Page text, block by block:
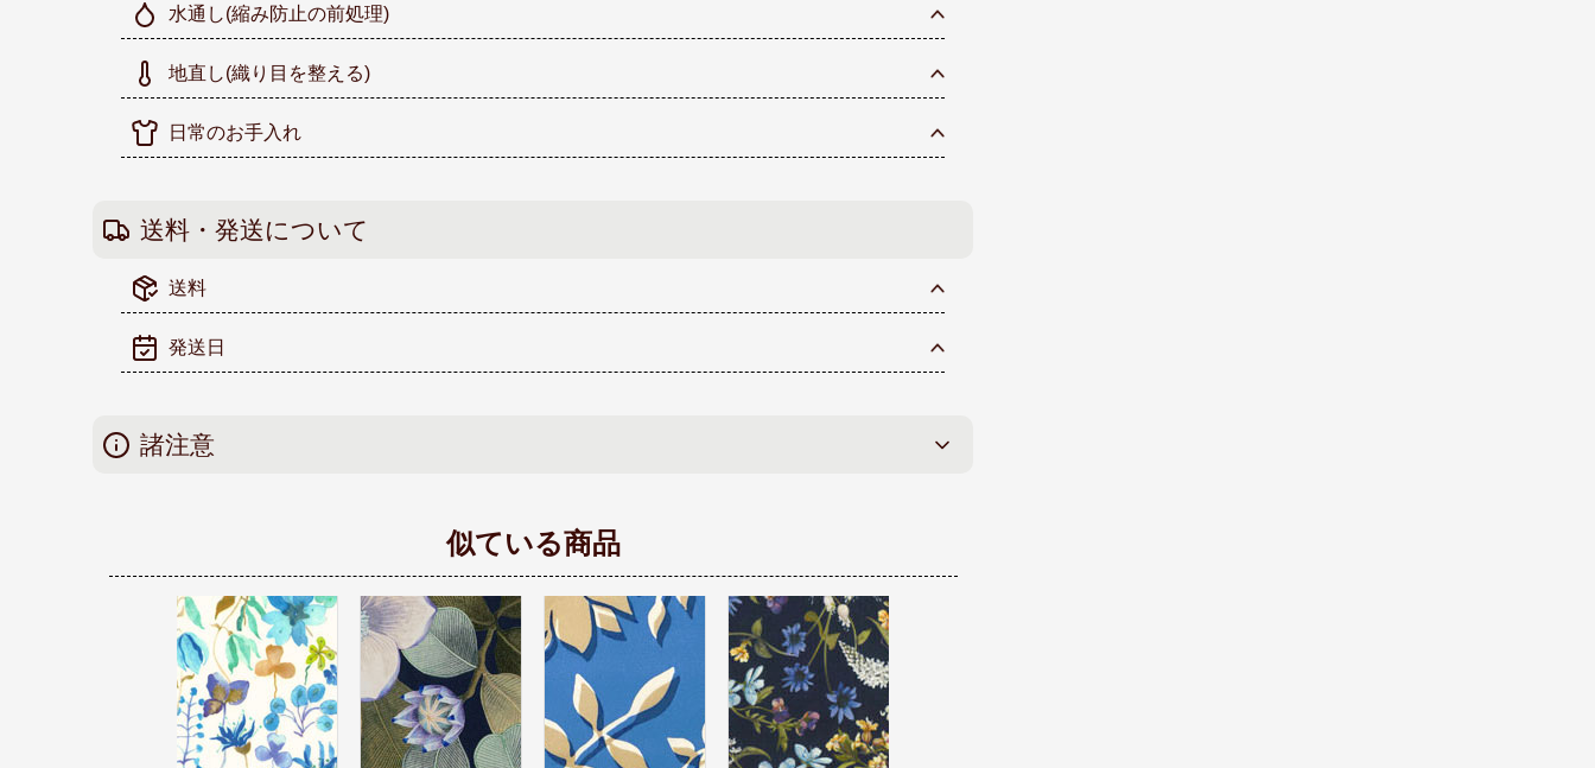
水通し(縮み防止の前処理)
地直し(織り目を整える)
日常のお手入れ
送料・発送について
送料
発送日
諸注意
似ている商品
リバティプリント タ
ナローン生地 2024春
夏 Hello Sunshine
4144-24BU
389円/10cm